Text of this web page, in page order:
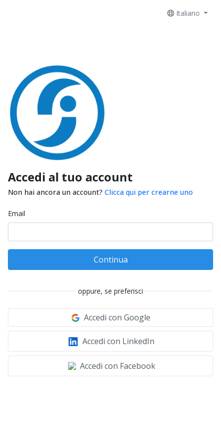
Italiano
Accedi al tuo account
Non hai ancora un account? Clicca qui per crearne uno
Email
Continua
oppure, se preferisci
Accedi con Google
Accedi con LinkedIn
Accedi con Facebook